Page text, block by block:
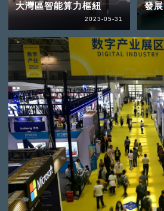
大灣區智能算力樞紐
2023-05-31
發展